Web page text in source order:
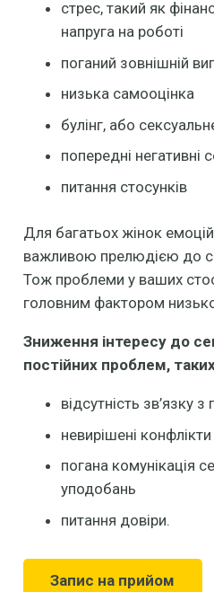
стрес, такий як
напруга на роботі
поганий зовнішній
низька самооцінка
булінг, або
попередні негативні
питання стосунків
Для багатьох жінок
важливою прелюдією до
Тож проблеми у ваших
головним фактором
Зниження інтересу до
постійних проблем,
відсутність зв’язку
невирішені конфлікти
погана комунікація
уподобань
питання довіри.
Запис на прийом